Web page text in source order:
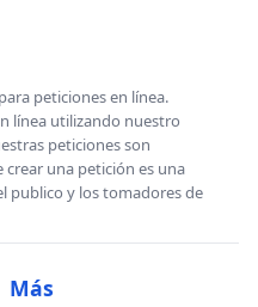
peticiones en línea.
línea utilizando nuestro
peticiones son
crear una petición es una
publico y los tomadores de
Más